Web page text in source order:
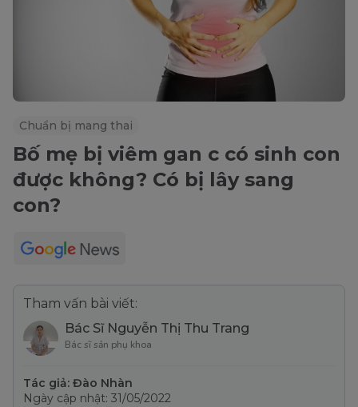
Chuẩn bị mang thai
Bố mẹ bị viêm gan c có sinh con
được không? Có bị lây sang
con?
Tham vấn bài viết:
Bác Sĩ Nguyễn Thị Thu Trang
Bác sĩ sản phụ khoa
Tác giả: Đào Nhàn
Ngày cập nhật: 31/05/2022